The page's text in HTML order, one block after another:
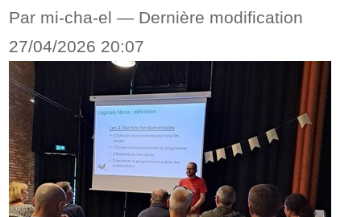
Par mi-cha-el — Dernière modification
27/04/2026 20:07